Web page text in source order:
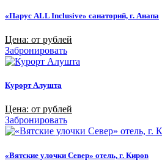
«Парус ALL Inclusive» санаторий, г. Анапа
Цена: от рублей
Забронировать
Курорт Алушта
Цена: от рублей
Забронировать
«Вятские улочки Север» отель, г. Киров